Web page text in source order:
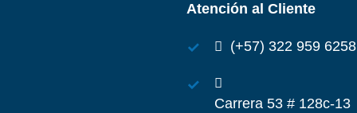
Atención al Cliente
(+57) 322 959 6258
Carrera 53 # 128c-13